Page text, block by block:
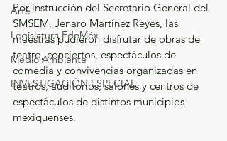
Arte
Legislatura EdoMéx
Medio Ambiente
INVESTIGACIÓN ESPECIAL
Por instrucción del Secretario General del
SMSEM, Jenaro Martínez Reyes, las
maestras pudieron disfrutar de obras de
teatro, conciertos, espectáculos de
comedia y convivencias organizadas en
teatros, auditorios, salones y centros de
espectáculos de distintos municipios
mexiquenses.